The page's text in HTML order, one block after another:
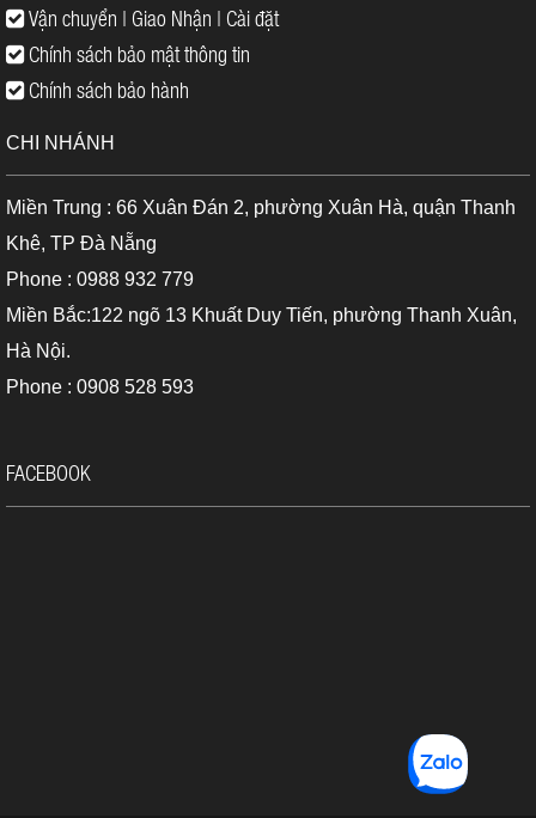
Vận chuyển | Giao Nhận | Cài đặt
Chính sách bảo mật thông tin
Chính sách bảo hành
CHI NHÁNH
Miền Trung : 66 Xuân Đán 2, phường Xuân Hà, quận Thanh
Khê, TP Đà Nẵng
Phone : 0988 932 779
Miền Bắc:122 ngõ 13 Khuất Duy Tiến, phường Thanh Xuân,
Hà Nội.
Phone : 0908 528 593
FACEBOOK